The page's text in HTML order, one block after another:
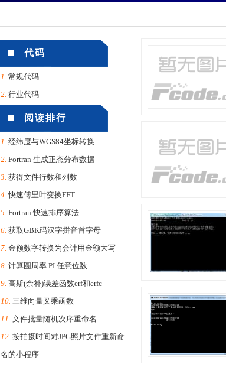
代码
1. 常规代码
2. 行业代码
阅读排行
1. 经纬度与WGS84坐标转换
2. Fortran 生成正态分布数据
3. 获得文件行数和列数
4. 快速傅里叶变换FFT
5. Fortran 快速排序算法
6. 获取GBK码汉字拼音首字母
7. 金额数字转换为会计用金额大写
8. 计算圆周率 PI 任意位数
9. 高斯(余补)误差函数erf和erfc
10. 三维向量叉乘函数
11. 文件批量随机次序重命名
12. 按拍摄时间对JPG照片文件重新命
名的小程序